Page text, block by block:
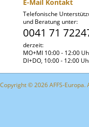
E-Mail Kontakt
Telefonische
und Beratung unter:
0041 71
derzeit:
MO+MI 10:00 - 12:00
DI+DO, 10:00 - 12:00
Copyright © 2026 AFFS-Europa.